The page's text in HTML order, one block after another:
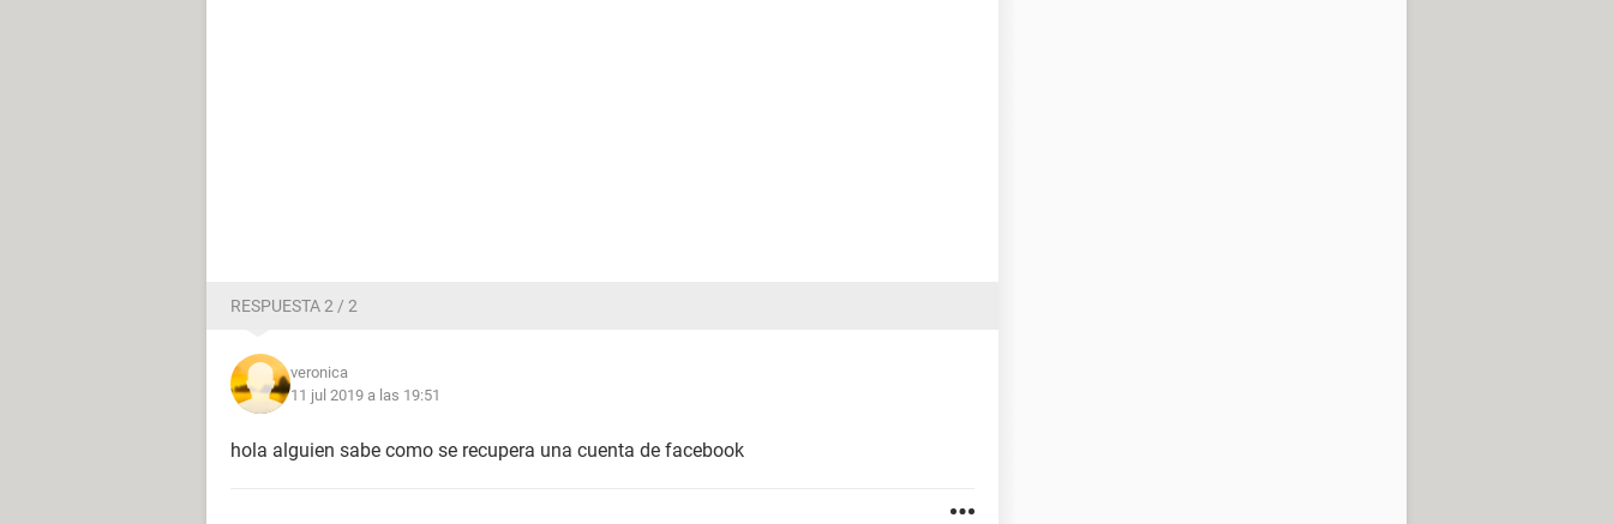
RESPUESTA 2 / 2
veronica
11 jul 2019 a las 19:51
hola alguien sabe como se recupera una cuenta de facebook